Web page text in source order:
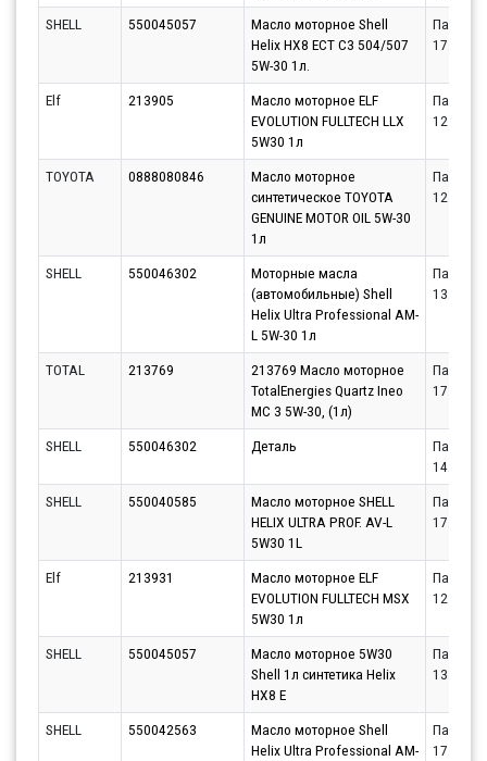
SHELL
550045057
Масло моторное Shell
Helix HX8 ECT C3 504/507
5W-30 1л.
Партнёр
Elf 213905
Масло моторное ELF
EVOLUTION FULLTECH LLX
5W30 1л
Партнёр
TOYOTA 0888080846
Масло моторное
синтетическое TOYOTA
GENUINE MOTOR OIL 5W-30
1л
Партнёр
SHELL 550046302
Моторные масла
(автомобильные) Shell
Helix Ultra Professional AM-
L 5W-30 1л
Партнёр
TOTAL 213769
213769 Масло моторное
TotalEnergies Quartz Ineo
MC 3 5W-30, (1л)
Партнёр
SHELL 550046302 Деталь
Партнёр
SHELL
550040585
Масло моторное SHELL
HELIX ULTRA PROF. AV-L
5W30 1L
Партнёр
Elf 213931
Масло моторное ELF
EVOLUTION FULLTECH MSX
5W30 1л
Партнёр
SHELL 550045057
Масло моторное 5W30
Shell 1л синтетика Helix
HX8 E
Партнёр
SHELL 550042563
Масло моторное Shell
Helix Ultra Professional AM-
Партнёр